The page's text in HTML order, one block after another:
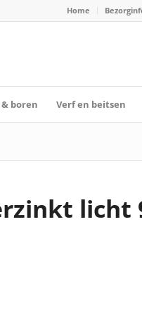
Home
boren Verf en beitsen
licht